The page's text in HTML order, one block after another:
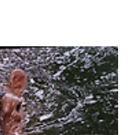
동작하며 sRGB
효과까지 지원하
다고 볼 수 있습니다.
우라면 괜찮은 모니터